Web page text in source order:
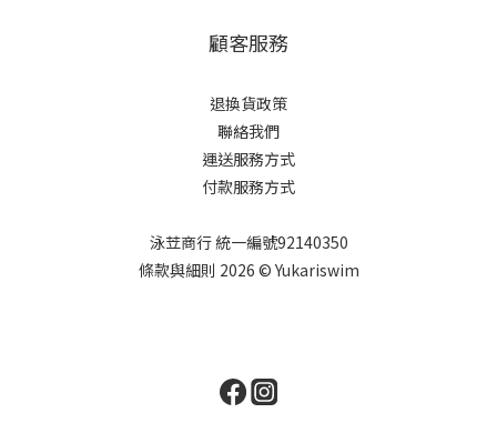
顧客服務
退換貨政策
聯絡我們
運送服務方式
付款服務方式
泳苙商行 統一編號92140350
條款與細則 2026 © Yukariswim